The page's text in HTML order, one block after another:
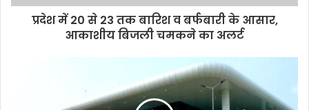
प्रदेश में 20 से 23 तक बारिश व बर्फबारी के आसार,
आकाशीय बिजली चमकने का अलर्ट